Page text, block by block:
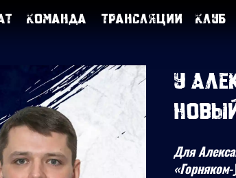
Команда Трансляции Клуб
У
Для